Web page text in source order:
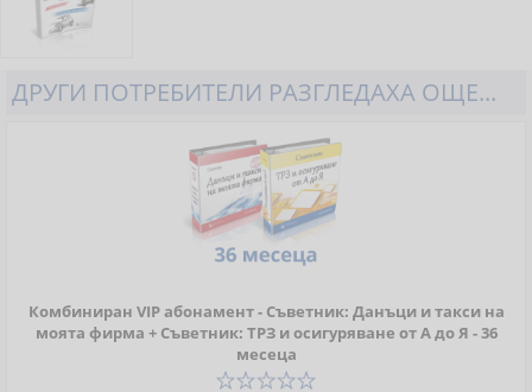
ДРУГИ ПОТРЕБИТЕЛИ РАЗГЛЕДАХА ОЩЕ...
Комбиниран VIP абонамент - Съветник: Данъци и такси на
моята фирма + Съветник: ТРЗ и осигуряване от А до Я - 36
месеца